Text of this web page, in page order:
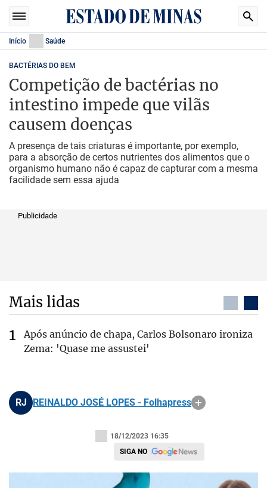
Início Saúde
BACTÉRIAS DO BEM
Competição de bactérias no
intestino impede que vilãs
causem doenças
A presença de tais criaturas é importante, por exemplo,
para a absorção de certos nutrientes dos alimentos que o
organismo humano não é capaz de capturar com a mesma
facilidade sem essa ajuda
Publicidade
Mais lidas
Após anúncio de chapa, Carlos Bolsonaro ironiza
Zema: 'Quase me assustei'
RJ REINALDO JOSÉ LOPES - Folhapress
18/12/2023 16:35
SIGA NO